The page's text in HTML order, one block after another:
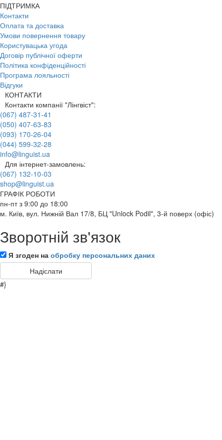
ПІДТРИМКА
Контакти
Оплата та доставка
Умови повернення товару
Користувацька угода
Договір публічної оферти
Політика конфіденційності
Програма лояльності
Відгуки
КОНТАКТИ
Контакти компанії "Лінгвіст":
(067) 487-31-41
(050) 407-63-83
(093) 170-26-04
(044) 599-32-28
info@linguist.ua
Для інтернет-замовлень:
(067) 132-10-03
shop@linguist.ua
ГРАФІК РОБОТИ
пн-пт з 9:00 до 18:00
м. Київ, вул. Нижній Вал 17/8, БЦ "Unlock Podil", 3-й поверх (офіс)
Зворотній зв'язок
Я згоден на обробку персональних даних
#}